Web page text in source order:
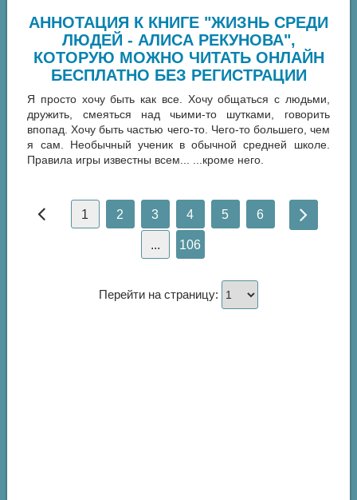
АННОТАЦИЯ К КНИГЕ "ЖИЗНЬ СРЕДИ
ЛЮДЕЙ - АЛИСА РЕКУНОВА",
КОТОРУЮ МОЖНО ЧИТАТЬ ОНЛАЙН
БЕСПЛАТНО БЕЗ РЕГИСТРАЦИИ
Я просто хочу быть как все. Хочу общаться с людьми,
дружить, смеяться над чьими-то шутками, говорить
впопад. Хочу быть частью чего-то. Чего-то большего, чем
я сам. Необычный ученик в обычной средней школе.
Правила игры известны всем... ...кроме него.
1 2 3 4 5 6
... 106
Перейти на страницу: